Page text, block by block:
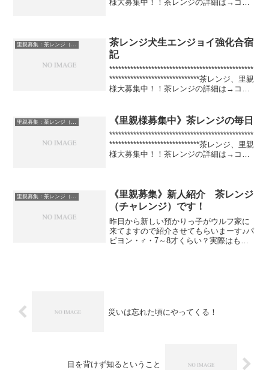
様大募集中！！茶レンジの詳細は→コチ
茶レンジ犬生エンジョイ強化合宿
記
************************************************
******************************茶レンジ、里親
様大募集中！！茶レンジの詳細は→コチ
《里親様募集中》茶レンジの毎日
************************************************
******************************茶レンジ、里親
様大募集中！！茶レンジの詳細は→コチ
《里親募集》新人紹介 茶レンジ
（チャレンジ）です！
昨日から新しい預かりっ子がウルフ家に
来てますので紹介させてもらいまーす♪パ
ピヨン・♂・7～8才くらい？実際はもっ
災いは忘れた頃にやってくる！
目を背けず知るということ